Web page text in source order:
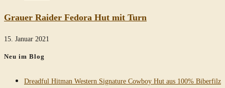
Grauer Raider Fedora Hut mit Turn
15. Januar 2021
Neu im Blog
Dreadful Hitman Western Signature Cowboy Hut aus 100% Biberfilz